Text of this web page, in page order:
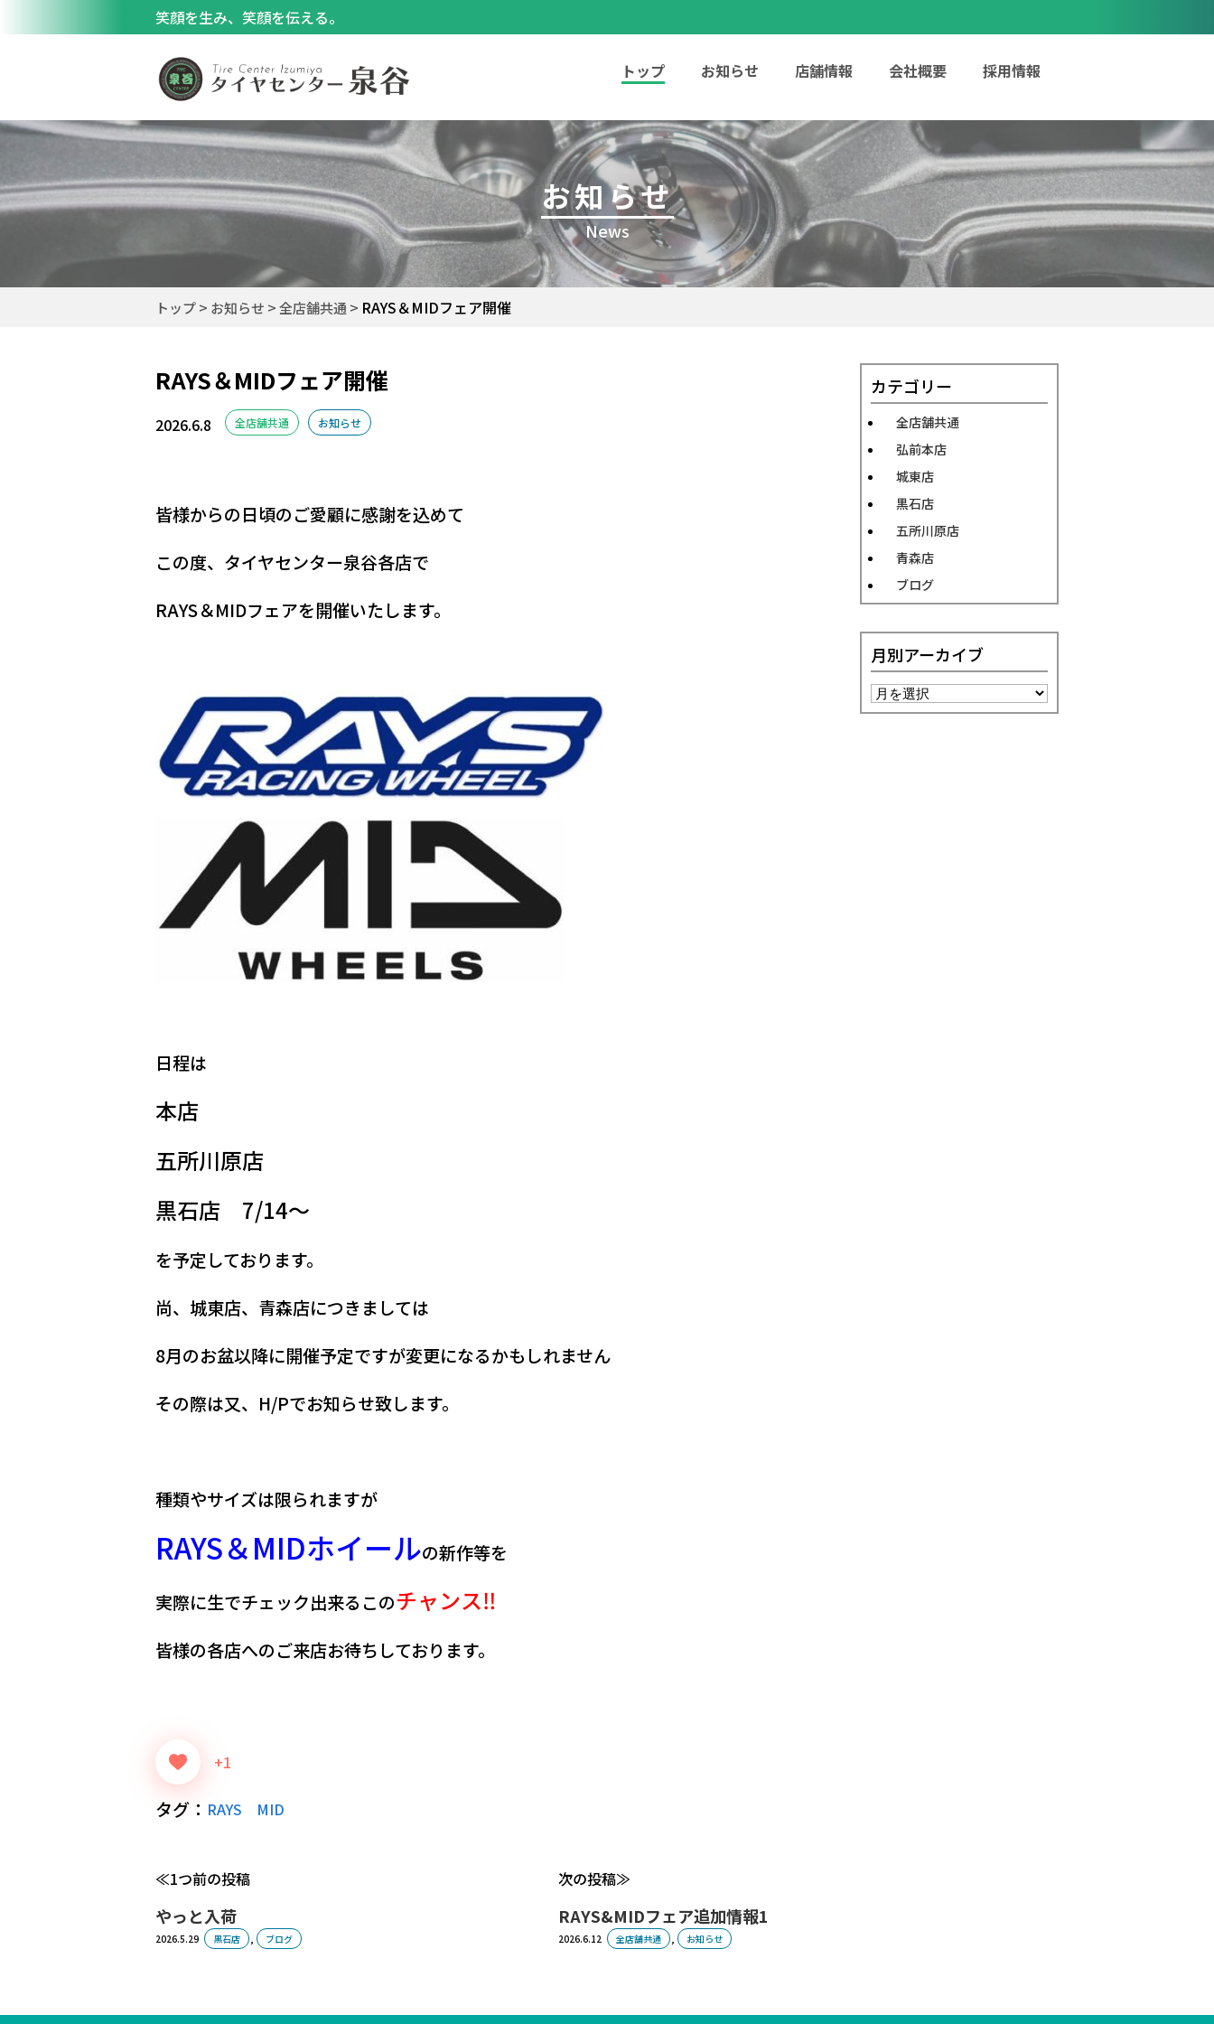
笑顔を生み、笑顔を伝える。
トップ お知らせ 店舗情報 会社概要 採用情報
お知らせ
News
トップ お知らせ 全店舗共通 RAYS＆MIDフェア開催
RAYS＆MIDフェア開催
2026.6.8 全店舗共通 お知らせ
皆様からの日頃のご愛顧に感謝を込めて
この度、タイヤセンター泉谷各店で
RAYS＆MIDフェアを開催いたします。
日程は
本店
五所川原店
黒石店 7/14～
を予定しております。
尚、城東店、青森店につきましては
8月のお盆以降に開催予定ですが変更になるかもしれません
その際は又、H/Pでお知らせ致します。
種類やサイズは限られますが
RAYS＆MIDホイールの新作等を
実際に生でチェック出来るこのチャンス‼
皆様の各店へのご来店お待ちしております。
+1
タグ： RAYS MID
1つ前の投稿
やっと入荷
2026.5.29 黒石店 , ブログ
次の投稿
RAYS&MIDフェア追加情報1
2026.6.12 全店舗共通 , お知らせ
カテゴリー
全店舗共通
弘前本店
城東店
黒石店
五所川原店
青森店
ブログ
月別アーカイブ